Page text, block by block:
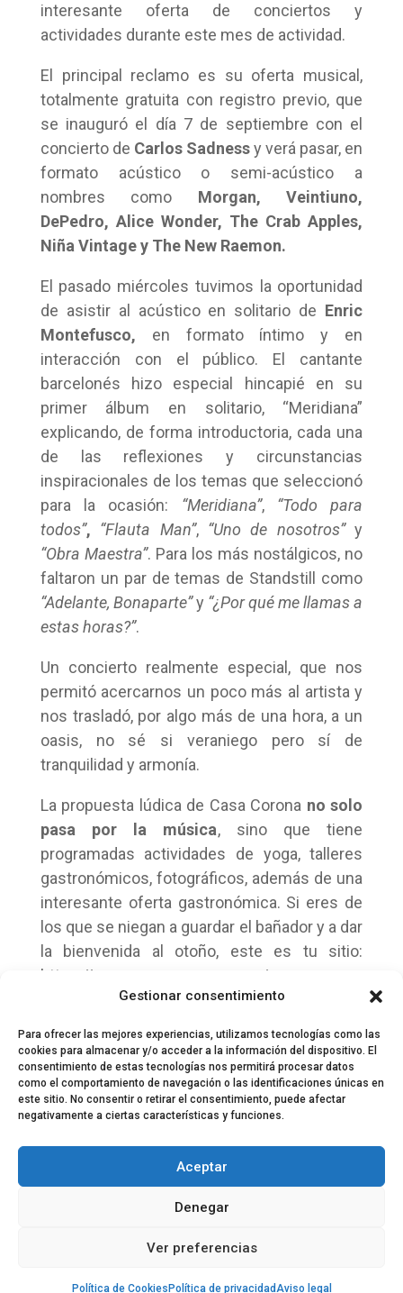
Gestionar consentimiento
Para ofrecer las mejores experiencias, utilizamos tecnologías como las
cookies para almacenar y/o acceder a la información del dispositivo. El
consentimiento de estas tecnologías nos permitirá procesar datos
como el comportamiento de navegación o las identificaciones únicas en
este sitio. No consentir o retirar el consentimiento, puede afectar
negativamente a ciertas características y funciones.
Aceptar
Denegar
Ver preferencias
Política de Cookies Política de privacidadAviso legal
interesante oferta de conciertos y
actividades durante este mes de actividad.
El principal reclamo es su oferta musical,
totalmente gratuita con registro previo, que
se inauguró el día 7 de septiembre con el
concierto de Carlos Sadnessy verá pasar, en
formato acústico o semi-acústico a
nombres como Morgan, Veintiuno,
DePedro, Alice Wonder, The Crab Apples,
Niña Vintagey The New Raemon.
El pasado miércoles tuvimos la oportunidad
de asistir al acústico en solitario de Enric
Montefusco, en formato íntimo y en
interacción con el público. El cantante
barcelonés hizo especial hincapié en su
primer álbum en solitario, “Meridiana”
explicando, de forma introductoria, cada una
de las reflexiones y circunstancias
inspiracionales de los temas que seleccionó
para la ocasión: “Meridiana”,
“Todo para
todos”, “Flauta Man”, “Uno de nosotros”y
“Obra Maestra”. Para los más nostálgicos, no
faltaron un par de temas de Standstill como
“Adelante, Bonaparte”y “¿Por qué me llamas a
estas horas?”.
Un concierto realmente especial, que nos
permitó acercarnos un poco más al artista y
nos trasladó, por algo más de una hora, a un
oasis, no sé si veraniego pero sí de
tranquilidad y armonía.
La propuesta lúdica de Casa Corona no solo
pasa por la música, sino que tiene
programadas actividades de yoga, talleres
gastronómicos, fotográficos, además de una
interesante oferta gastronómica. Si eres de
los que se niegan a guardar el bañador y a dar
la bienvenida al otoño, este es tu sitio:
https://www.cervezacorona.es/casa-corona
Equipo EPDLT Contacto